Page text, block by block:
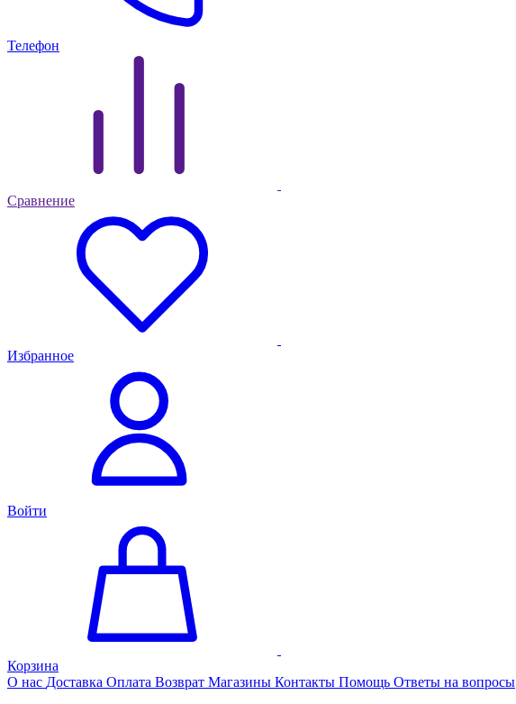
Телефон
Сравнение
Избранное
Войти
Корзина
О нас Доставка Оплата Возврат Магазины Контакты Помощь Ответы на вопросы